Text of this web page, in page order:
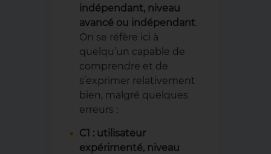
indépendant, niveau
avancé ou indépendant.
On se réfère ici à
quelqu’un capable de
comprendre et de
s’exprimer relativement
bien, malgré quelques
erreurs ;
C1 : utilisateur
expérimenté, niveau